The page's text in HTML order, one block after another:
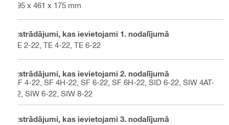
595 x 461 x 175 mm
Izstrādājumi, kas ievietojami 1. nodalījumā
TE 2-22, TE 4-22, TE 6-22
Izstrādājumi, kas ievietojami 2. nodalījumā
SF 4-22, SF 4H-22, SF 6-22, SF 6H-22, SID 6-22, SIW 4AT-
22, SIW 6-22, SIW 8-22
Izstrādājumi, kas ievietojami 3. nodalījumā